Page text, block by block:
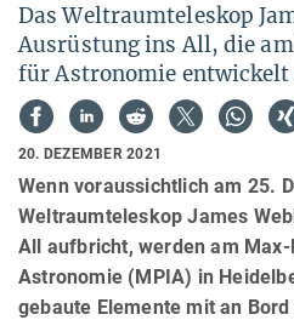
Das Weltraumteleskop
Ausrüstung ins All, die
für Astronomie entwickelt
20. DEZEMBER 2021
Wenn voraussichtlich am 25.
Weltraumteleskop James
All aufbricht, werden am
Astronomie (MPIA) in
gebaute Elemente mit an